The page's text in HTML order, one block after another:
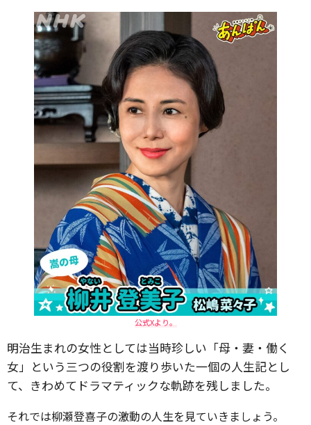
公式Xより。
明治生まれの女性としては当時珍しい「母・妻・働く
女」という三つの役割を渡り歩いた一個の人生記とし
て、きわめてドラマティックな軌跡を残しました。
それでは柳瀬登喜子の激動の人生を見ていきましょう。